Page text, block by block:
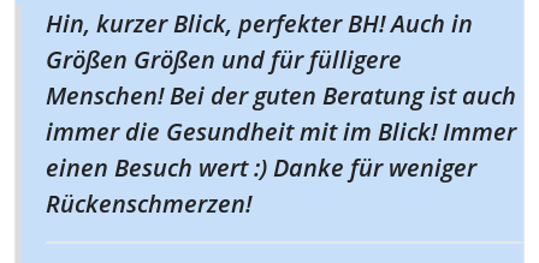
Hin, kurzer Blick, perfekter BH! Auch in
Größen Größen und für fülligere
Menschen! Bei der guten Beratung ist auch
immer die Gesundheit mit im Blick! Immer
einen Besuch wert :) Danke für weniger
Rückenschmerzen!